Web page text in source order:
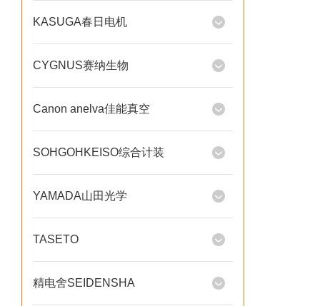
KASUGA春日电机
CYGNUS赛纳生物
Canon anelva佳能真空
SOHGOHKEISO综合计装
YAMADA山田光学
TASETO
精电舍SEIDENSHA